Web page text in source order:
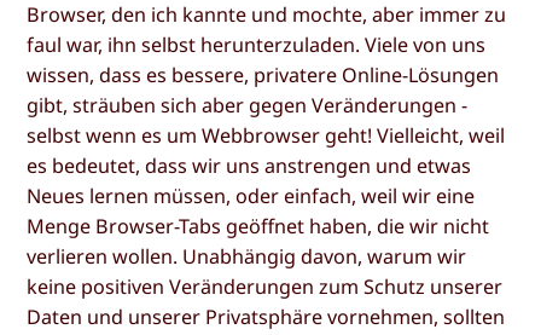
Browser, den ich kannte und mochte, aber immer zu
faul war, ihn selbst herunterzuladen. Viele von uns
wissen, dass es bessere, privatere Online-Lösungen
gibt, sträuben sich aber gegen Veränderungen -
selbst wenn es um Webbrowser geht! Vielleicht, weil
es bedeutet, dass wir uns anstrengen und etwas
Neues lernen müssen, oder einfach, weil wir eine
Menge Browser-Tabs geöffnet haben, die wir nicht
verlieren wollen. Unabhängig davon, warum wir
keine positiven Veränderungen zum Schutz unserer
Daten und unserer Privatsphäre vornehmen, sollten